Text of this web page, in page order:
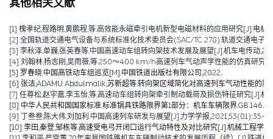
其他相关文献
[1] 槐孝纪,程路明,黄鹏程,等.高效能永磁牵引电机新型电磁材料的应用研究[J].电
[2] 全国轨道交通电气设备与系统标准化技术委员会(SAC/TC 278).轨道交通电
[3] 李秋泽,单巍,张英春等.中国高速动车组转向架技术发展及展望[J].机车电传动
[4] 刘翰林,杨志刚,吴雨薇,等.250～400 km/h高速列车气动声学性能的仿真研究
[5] 罗春晓.中国高铁动车组巡览[M].中国铁道出版社有限公司,2022.
[6] 张洁,ADAMU Abdulmalik,苏新超等.转向架区域简化对高速列车气动性能的
[7] 任尊松,赵宇嘉,李玉怡,等.高速动车组转向架牵引制动载荷及损伤特征研究[J].机
[8] 中华人民共和国国家标准.标准锅具铁路限界第1部分：机车车辆限界.GB
[9] 丁叁叁,陈大伟,刘加利.中国高速列车研发与展望[J].力学学报,2021,53(01):35-
[10] 李田,秦登,邹栋等.高速受电弓开闭口运行气动特性及对比研究[J].机械工程学